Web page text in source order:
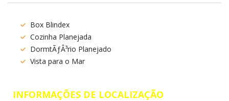
Box Blindex
Cozinha Planejada
DormtÃƒÂ³rio Planejado
Vista para o Mar
INFORMAÇÕES DE LOCALIZAÇÃO